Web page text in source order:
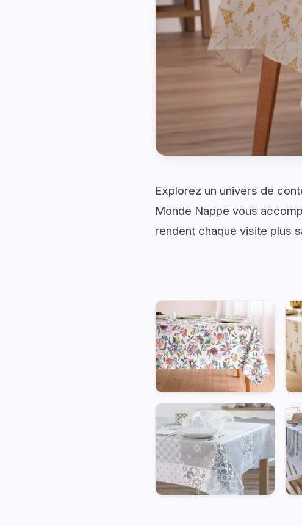
Explorez un univers de
Monde Nappe vous
rendent chaque visite plus